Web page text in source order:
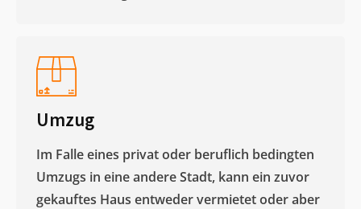
Umzug
Im Falle eines privat oder beruflich bedingten
Umzugs in eine andere Stadt, kann ein zuvor
gekauftes Haus entweder vermietet oder aber